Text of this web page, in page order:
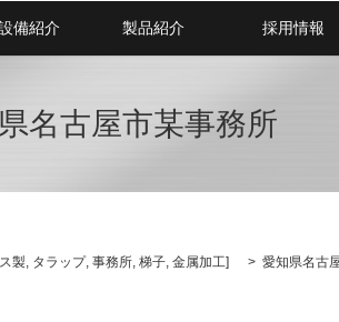
備紹介 製品紹介 採用情報
名古屋市某事務所
製, タラップ, 事務所, 梯子, 金属加工] 愛知県名古